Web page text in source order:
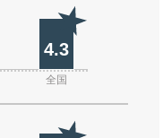
4.3
全国